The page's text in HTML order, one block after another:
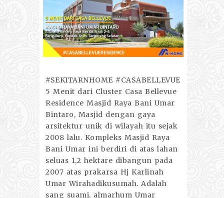
#SEKITARNHOME #CASABELLEVUE
5 Menit dari Cluster Casa Bellevue
Residence Masjid Raya Bani Umar
Bintaro, Masjid dengan gaya
arsitektur unik di wilayah itu sejak
2008 lalu. Kompleks Masjid Raya
Bani Umar ini berdiri di atas lahan
seluas 1,2 hektare dibangun pada
2007 atas prakarsa Hj Karlinah
Umar Wirahadikusumah. Adalah
sang suami, almarhum Umar